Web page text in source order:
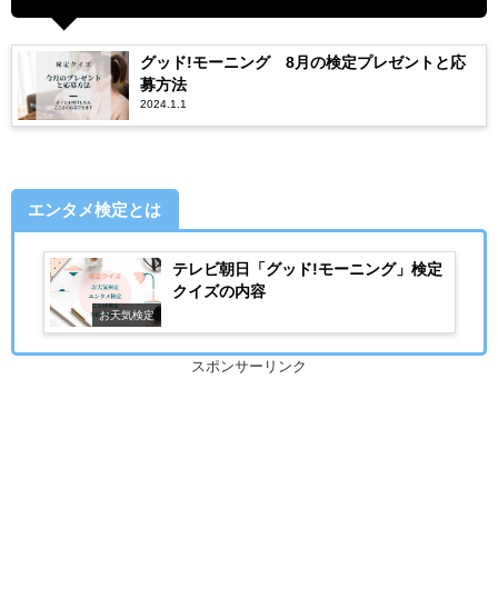
グッド!モーニング 8月の検定プレゼントと応
募方法
2024.1.1
エンタメ検定とは
お天気検定
テレビ朝日「グッド!モーニング」検定
クイズの内容
スポンサーリンク